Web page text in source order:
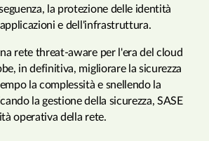
la protezione delle identità
e dell'infrastruttura.
rete threat-aware per l'era del cloud
in definitiva, migliorare la sicurezza
la complessità e snellendo la
la gestione della sicurezza, SASE
operativa della rete.